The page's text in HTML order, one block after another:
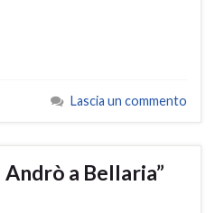
Lascia un commento
Andrò a Bellaria”